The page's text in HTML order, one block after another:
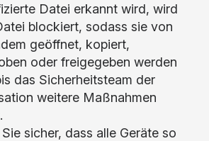
Datei erkannt wird, wird
blockiert, sodass sie von
geöffnet, kopiert,
oder freigegeben werden
das Sicherheitsteam der
weitere Maßnahmen
sicher, dass alle Geräte so